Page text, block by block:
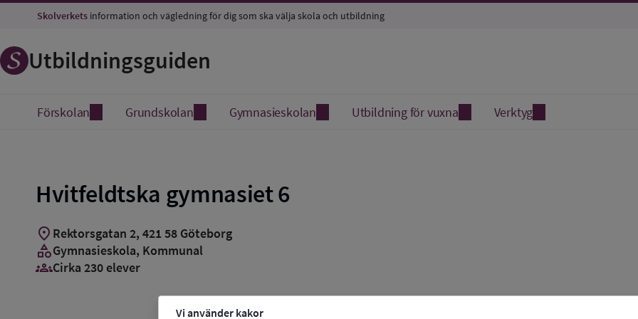
Vi använder kakor
Skolverkets information och vägledning för dig som ska välja skola och utbildning
Utbildningsguiden
Förskolan Grundskolan Gymnasieskolan Utbildning för vuxna Verktyg
Hvitfeldtska gymnasiet 6
location_on Rektorsgatan 2, 42158 Göteborg
categoryGymnasieskola, Kommunal
groups_3Cirka 230 elever